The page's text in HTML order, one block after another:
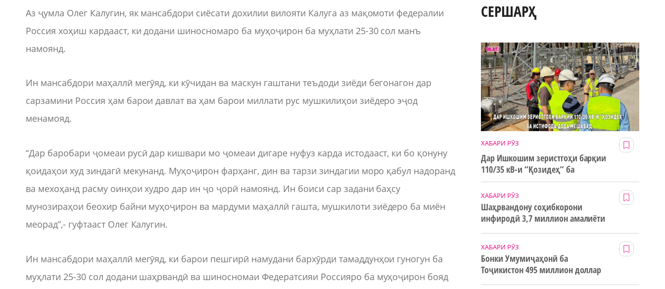
Аз ҷумла Олег Калугин, як мансабдори сиёсати дохилии вилояти Калуга аз мақомоти федералии
Россия хоҳиш кардааст, ки додани шиносномаро ба муҳоҷирон ба муҳлати 25-30 сол манъ
намоянд.
Ин мансабдори маҳаллӣ мегӯяд, ки кӯчидан ва маскун гаштани теъдоди зиёди бегонагон дар
сарзамини Россия ҳам барои давлат ва ҳам барои миллати рус мушкилиҳои зиёдеро эҷод
менамояд.
“Дар баробари ҷомеаи русӣ дар кишвари мо ҷомеаи дигаре нуфуз карда истодааст, ки бо қонуну
қоидаҳои худ зиндагӣ мекунанд. Муҳоҷирон фарҳанг, дин ва тарзи зиндагии моро қабул надоранд
ва мехоҳанд расму оинҳои худро дар ин ҷо ҷорӣ намоянд. Ин боиси сар задани баҳсу
мунозираҳои беохир байни муҳоҷирон ва мардуми маҳаллӣ гашта, мушкилоти зиёдеро ба миён
меорад”,- гуфтааст Олег Калугин.
Ин мансабдори маҳаллӣ мегӯяд, ки барои пешгирӣ намудани бархӯрди тамаддунҳои гуногун ба
муҳлати 25-30 сол додани шаҳрвандӣ ва шиносномаи Федератсияи Россияро ба муҳоҷирон бояд
СЕРШАРҲ
ХАБАРИ РӮЗ
Дар Ишкошим зеристгоҳи барқии
110/35 кВ-и “Қозидеҳ” ба
истифода дода мешавад
ХАБАРИ РӮЗ
Шаҳрвандону соҳибкорони
инфиродӣ 3,7 миллион амалиёти
ХАБАРИ РӮЗ
Бонки Умумиҷаҳонӣ ба
Тоҷикистон 495 миллион доллар